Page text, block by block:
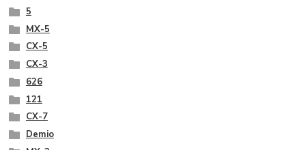
5
MX-5
CX-5
CX-3
626
121
CX-7
Demio